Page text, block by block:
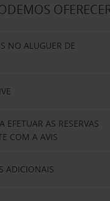
NO ALUGUER DE
EFETUAR AS RESERVAS
COM A AVIS
ADICIONAIS